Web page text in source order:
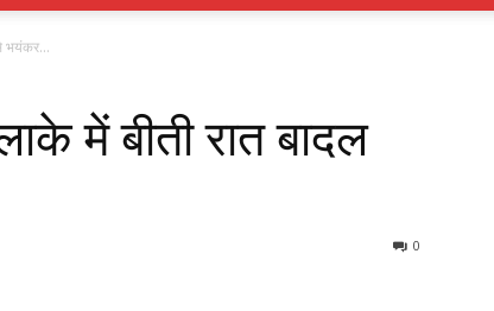
भयंकर...
में बीती रात बादल
0